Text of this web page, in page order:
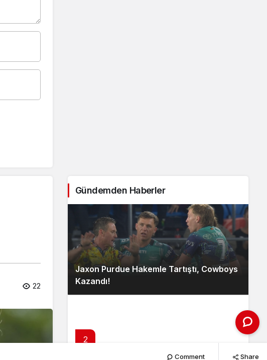
22
Comment Share
Gündemden Haberler
Jaxon Purdue Hakemle Tartıştı, Cowboys
Kazandı!
2